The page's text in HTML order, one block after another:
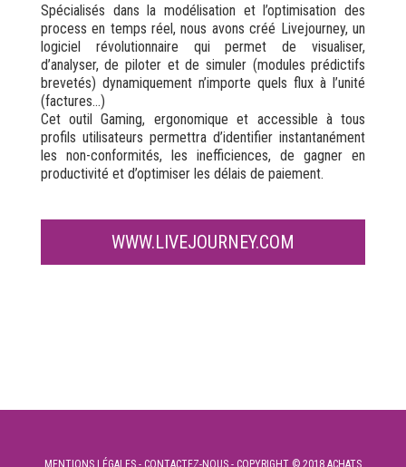
Spécialisés dans la modélisation et l’optimisation des
process en temps réel, nous avons créé Livejourney, un
logiciel révolutionnaire qui permet de visualiser,
d’analyser, de piloter et de simuler (modules prédictifs
brevetés) dynamiquement n’importe quels flux à l’unité
(factures…)
Cet outil Gaming, ergonomique et accessible à tous
profils utilisateurs permettra d’identifier instantanément
les non-conformités, les inefficiences, de gagner en
productivité et d’optimiser les délais de paiement.
WWW.LIVEJOURNEY.COM